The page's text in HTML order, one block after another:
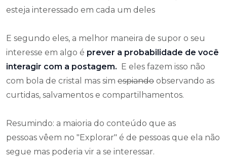
esteja interessado em cada um deles
E segundo eles, a melhor maneira de supor o seu
interesse em algo é prever a probabilidade de você
interagir com a postagem. E eles fazem isso não
com bola de cristal mas sim espiando observando as
curtidas, salvamentos e compartilhamentos.
Resumindo: a maioria do conteúdo que as
pessoas vêem no "Explorar" é de pessoas que ela não
segue mas poderia vir a se interessar.